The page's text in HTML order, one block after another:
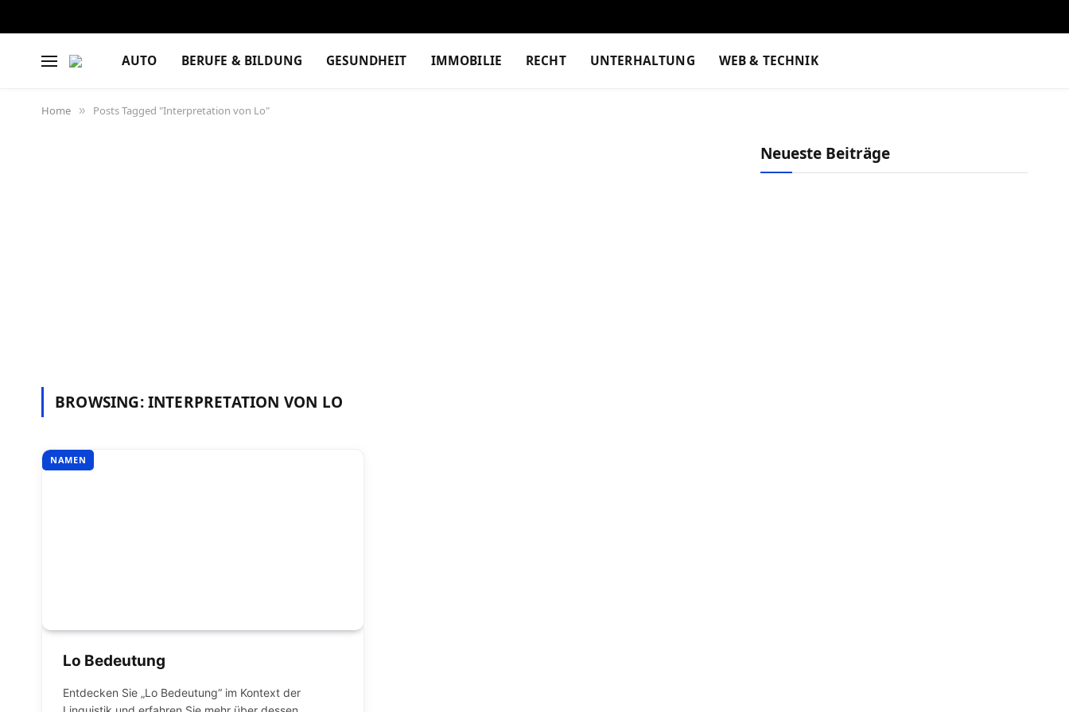
AUTO BERUFE & BILDUNG GESUNDHEIT IMMOBILIE RECHT UNTERHALTUNG WEB & TECHNIK
Home » Posts Tagged "Interpretation von Lo"
BROWSING:INTERPRETATION VON LO
NAMEN
Lo Bedeutung
Entdecken Sie „Lo Bedeutung“ im Kontext der
Neueste Beiträge